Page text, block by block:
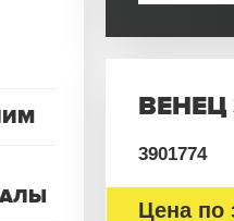
ВЕНЕЦ
3901774
Цена по